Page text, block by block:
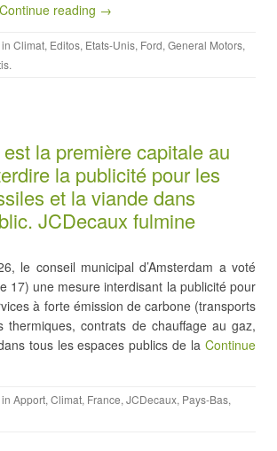
Continue reading →
in Climat, Editos, Etats-Unis, Ford, General Motors,
.
la première capitale au
la publicité pour les
et la viande dans
JCDecaux fulmine
le conseil municipal d’Amsterdam a voté
17) une mesure interdisant la publicité pour
à forte émission de carbone (transports
thermiques, contrats de chauffage au gaz,
tous les espaces publics de la Continue
in Apport, Climat, France, JCDecaux, Pays-Bas,